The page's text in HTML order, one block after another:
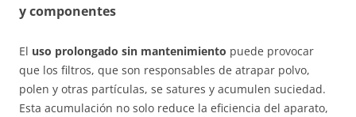
y componentes
El uso prolongado sin mantenimiento puede provocar
que los filtros, que son responsables de atrapar polvo,
polen y otras partículas, se satures y acumulen suciedad.
Esta acumulación no solo reduce la eficiencia del aparato,